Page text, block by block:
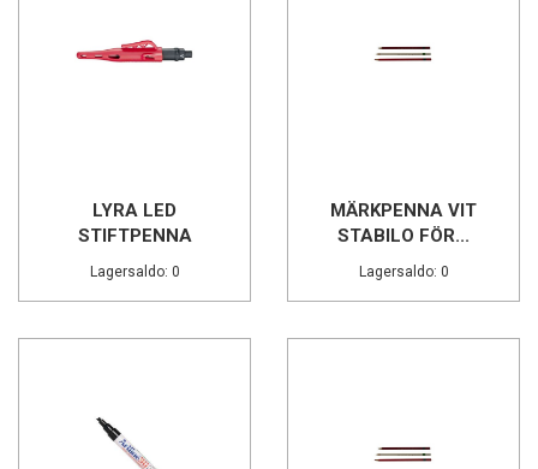
LYRA LED
STIFTPENNA
Lagersaldo: 0
MÄRKPENNA VIT
STABILO FÖR...
Lagersaldo: 0